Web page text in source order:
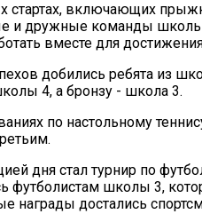
стартах, включающих
и дружные команды
вместе для
добились ребята из
4, а бронзу - школа 3.
по настольному
дня стал турнир по
футболистам школы 3,
награды достались